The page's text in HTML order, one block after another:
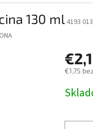
130 ml4193
€1,75
cena: